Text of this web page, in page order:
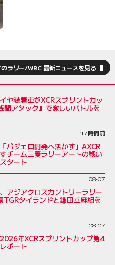
ラリー/WRC 最新ニュースを見る
ヤ装着車がXCRスプリントカッ
間アタック』で激しいバトルを
17時間前
パジェロ開発へ活かす」AXCR
チーム三菱ラリーアートの戦い
タート
08-07
アジアクロスカントリーラリー
タイランドと鎌田卓麻組を
08-07
年XCRスプリントカップ第4
ポート